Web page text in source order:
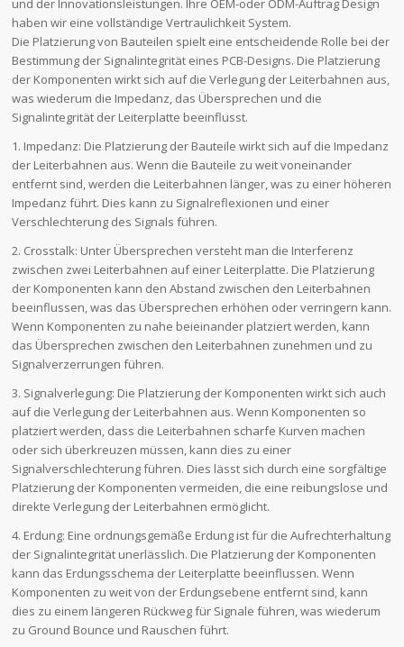
haben wir eine vollständige Vertraulichkeit System.
Die Platzierung von Bauteilen spielt eine entscheidende Rolle bei der
Bestimmung der Signalintegrität eines PCB-Designs. Die Platzierung
der Komponenten wirkt sich auf die Verlegung der Leiterbahnen aus,
was wiederum die Impedanz, das Übersprechen und die
Signalintegrität der Leiterplatte beeinflusst.
1. Impedanz: Die Platzierung der Bauteile wirkt sich auf die Impedanz
der Leiterbahnen aus. Wenn die Bauteile zu weit voneinander
entfernt sind, werden die Leiterbahnen länger, was zu einer höheren
Impedanz führt. Dies kann zu Signalreflexionen und einer
Verschlechterung des Signals führen.
2. Crosstalk: Unter Übersprechen versteht man die Interferenz
zwischen zwei Leiterbahnen auf einer Leiterplatte. Die Platzierung
der Komponenten kann den Abstand zwischen den Leiterbahnen
beeinflussen, was das Übersprechen erhöhen oder verringern kann.
Wenn Komponenten zu nahe beieinander platziert werden, kann
das Übersprechen zwischen den Leiterbahnen zunehmen und zu
Signalverzerrungen führen.
3. Signalverlegung: Die Platzierung der Komponenten wirkt sich auch
auf die Verlegung der Leiterbahnen aus. Wenn Komponenten so
platziert werden, dass die Leiterbahnen scharfe Kurven machen
oder sich überkreuzen müssen, kann dies zu einer
Signalverschlechterung führen. Dies lässt sich durch eine sorgfältige
Platzierung der Komponenten vermeiden, die eine reibungslose und
direkte Verlegung der Leiterbahnen ermöglicht.
4. Erdung: Eine ordnungsgemäße Erdung ist für die Aufrechterhaltung
der Signalintegrität unerlässlich. Die Platzierung der Komponenten
kann das Erdungsschema der Leiterplatte beeinflussen. Wenn
Komponenten zu weit von der Erdungsebene entfernt sind, kann
dies zu einem längeren Rückweg für Signale führen, was wiederum
zu Ground Bounce und Rauschen führt.